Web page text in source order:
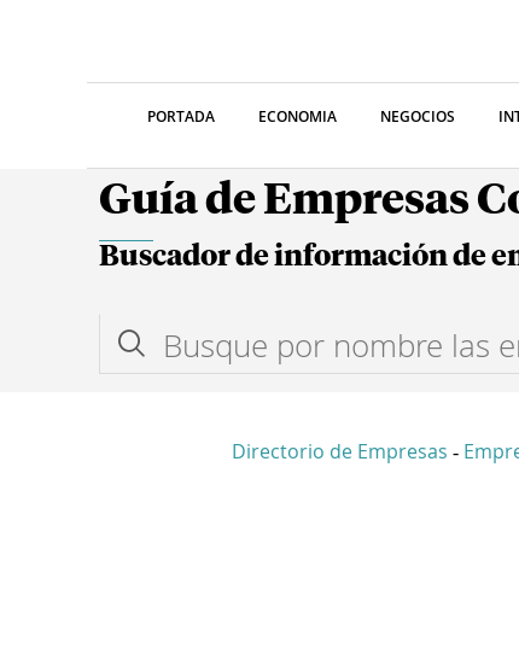
PORTADA ECONOMIA NEGOCIOS
Guía de Empresas
Buscador de información de
Directorio de Empresas -